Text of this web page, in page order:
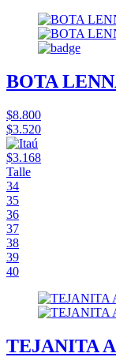
BOTA
$8.800
$3.520
$3.168
Talle
34
35
36
37
38
39
40
TEJANITA